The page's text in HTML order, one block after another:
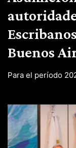
Buenos
Para el período